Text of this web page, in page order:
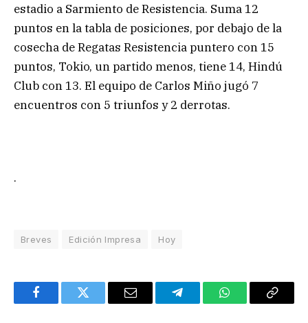
estadio a Sarmiento de Resistencia. Suma 12
puntos en la tabla de posiciones, por debajo de la
cosecha de Regatas Resistencia puntero con 15
puntos, Tokio, un partido menos, tiene 14, Hindú
Club con 13. El equipo de Carlos Miño jugó 7
encuentros con 5 triunfos y 2 derrotas.
.
Breves Edición Impresa Hoy
FacebookTwitter Email TelegramWhatsAppCopy